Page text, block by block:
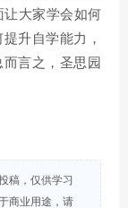
让大家学会如何
升自学能力，
言之，圣思园
稿，仅供学习
商业用途，请